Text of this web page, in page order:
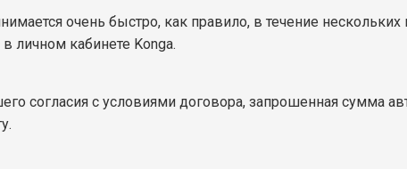
очень быстро, как правило, в течение
личном кабинете Konga.
согласия с условиями договора, запрошенная сумма